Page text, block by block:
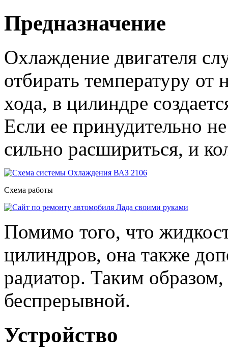
Предназначение
Охлаждение двигателя
отбирать температуру от
хода, в цилиндре
Если ее принудительно
сильно расшириться, и
Схема работы
Помимо того, что
цилиндров, она также
радиатор. Таким
беспрерывной.
Устройство